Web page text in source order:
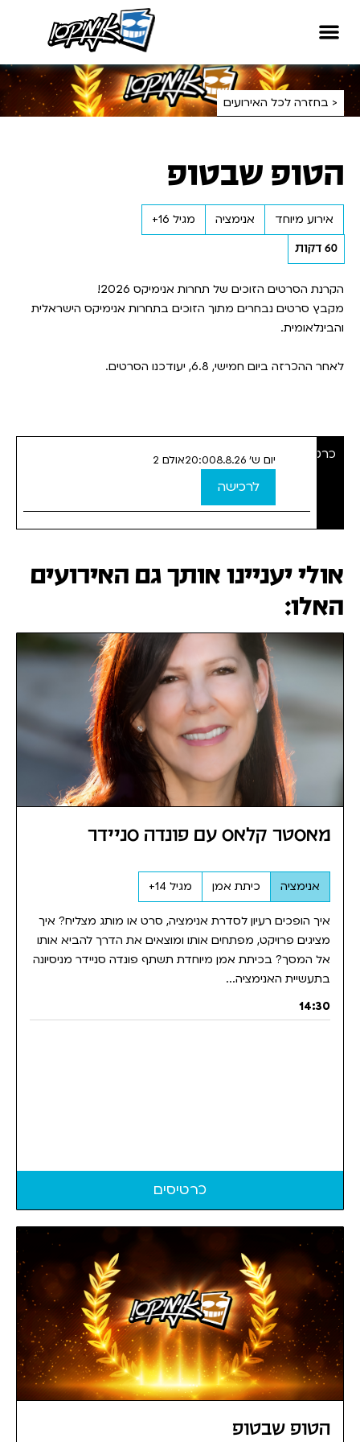
< בחזרה לכל האירועים
הטופ שבטופ
אירוע מיוחד אנימציה מגיל 16+
60 דקות
הקרנת הסרטים הזוכים של תחרות אנימיקס 2026!
מקבץ סרטים נבחרים מתוך הזוכים בתחרות אנימיקס הישראלית
והבינלאומית.
לאחר ההכרזה ביום חמישי, 6.8, יעודכנו הסרטים.
כרטיסים יום ש' 8.8.26 20:00אולם 2
לרכישה
אולי יעניינו אותך גם האירועים
האלו:
מאסטר קלאס עם פונדה סניידר
אנימציה כיתת אמן מגיל 14+
איך הופכים רעיון לסדרת אנימציה, סרט או מותג מצליח? איך
מציגים פרויקט, מפתחים אותו ומוצאים את הדרך להביא אותו
אל המסך? בכיתת אמן מיוחדת תשתף פונדה סניידר מניסיונה
בתעשיית האנימציה...
14:30
כרטיסים
הטופ שבטופ